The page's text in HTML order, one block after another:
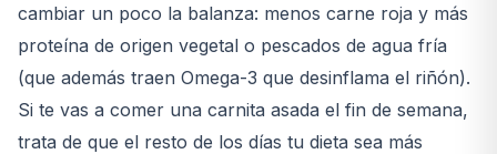
cambiar un poco la balanza: menos carne roja y más
proteína de origen vegetal o pescados de agua fría
(que además traen Omega-3 que desinflama el riñón).
Si te vas a comer una carnita asada el fin de semana,
trata de que el resto de los días tu dieta sea más